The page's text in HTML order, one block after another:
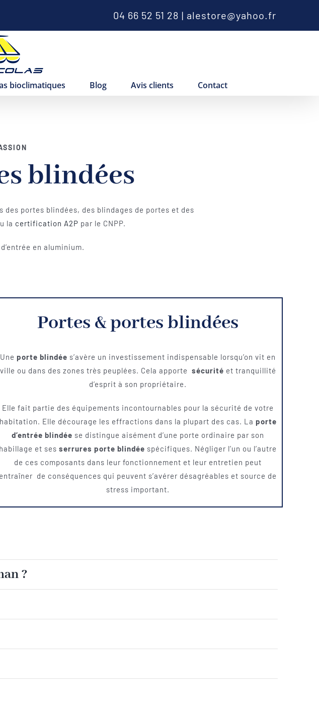
04 66 52 51 28 | alestore@yahoo.fr
bioclimatiques Blog Avis clients Contact
blindées
des portes blindées, des blindages de portes et des
la certification A2P par le CNPP.
en aluminium.
Portes & portes blindées
Une porte blindée s’avère un investissement indispensable lorsqu’on vit en
ville ou dans des zones très peuplées. Cela apporte sécurité et tranquillité
d’esprit à son propriétaire.
Elle fait partie des équipements incontournables pour la sécurité de votre
habitation. Elle décourage les effractions dans la plupart des cas. La porte
d’entrée blindée se distingue aisément d’une porte ordinaire par son
habillage et ses serrures porte blindée spécifiques. Négliger l’un ou l’autre
de ces composants dans leur fonctionnement et leur entretien peut
entraîner de conséquences qui peuvent s’avérer désagréables et source de
stress important.
?